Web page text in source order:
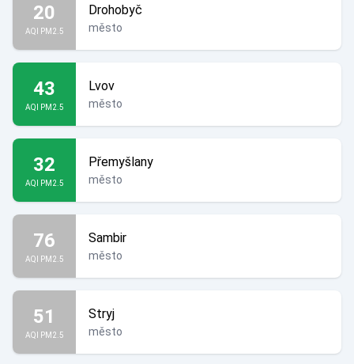
20
AQI PM2.5
Drohobyč
město
43
AQI PM2.5
Lvov
město
32
AQI PM2.5
Přemyšlany
město
76
AQI PM2.5
Sambir
město
51
AQI PM2.5
Stryj
město